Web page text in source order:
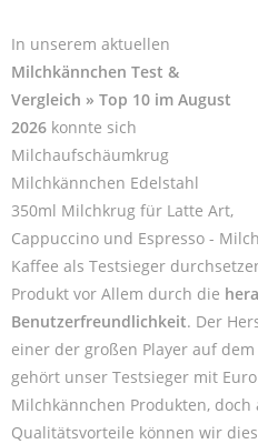
In unserem aktuellen
Milchkännchen Test &
Vergleich » Top 10 im August
2026 konnte sich
Milchaufschäumkrug
Milchkännchen Edelstahl
350ml Milchkrug für Latte Art,
Cappuccino und Espresso -
Kaffee als Testsieger
Produkt vor Allem durch die
Benutzerfreundlichkeit. Der
einer der großen Player auf
gehört unser Testsieger mit
Milchkännchen Produkten,
Qualitätsvorteile können wir